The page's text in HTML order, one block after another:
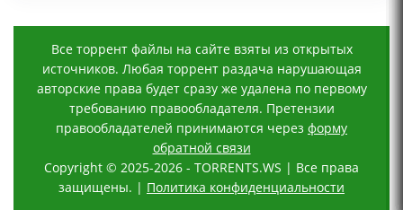
Все торрент файлы на сайте взяты из открытых
источников. Любая торрент раздача нарушающая
авторские права будет сразу же удалена по первому
требованию правообладателя. Претензии
правообладателей принимаются через форму
обратной связи
Copyright © 2025-2026 - TORRENTS.WS | Все права
защищены. | Политика конфиденциальности